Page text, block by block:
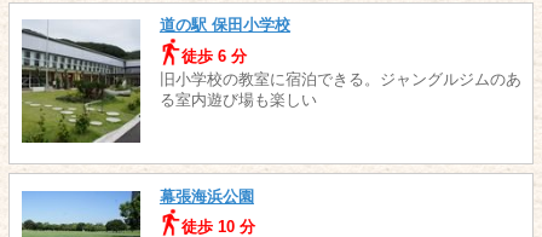
道の駅 保田小学校
徒歩 6 分
旧小学校の教室に宿泊できる。ジャングルジムのあ
る室内遊び場も楽しい
幕張海浜公園
徒歩 10 分